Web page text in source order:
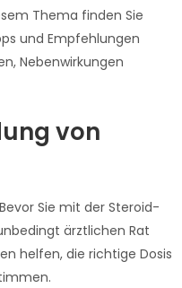
Thema finden Sie
und Empfehlungen
Nebenwirkungen
von
Bevor Sie mit der Steroid-
ärztlichen Rat
helfen, die richtige Dosis